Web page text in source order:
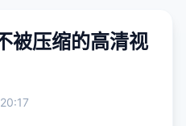
被压缩的高清视